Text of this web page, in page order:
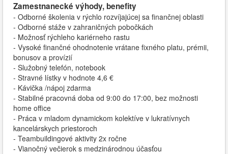
Zamestnanecké výhody, benefity
- Odborné školenia v rýchlo rozvíjajúcej sa finančnej oblasti
- Odborné stáže v zahraničných pobočkách
- Možnosť rýchleho kariérneho rastu
- Vysoké finančné ohodnotenie vrátane fixného platu, prémii,
bonusov a provízií
- Služobný telefón, notebook
- Stravné lístky v hodnote 4,6 €
- Kávička /nápoj zdarma
- Stabilné pracovná doba od 9:00 do 17:00, bez možnosti
home office
- Práca v mladom dynamickom kolektíve v lukratívnych
kancelárskych priestoroch
- Teambuildingové aktivity 2x ročne
- Vianočný večierok s medzinárodnou účasťou